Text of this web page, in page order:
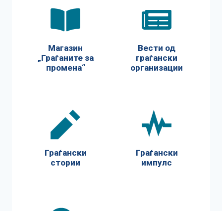
Магазин
„Граѓаните за
промена“
Вести од
граѓански
организации
Граѓански
стории
Граѓански
импулс